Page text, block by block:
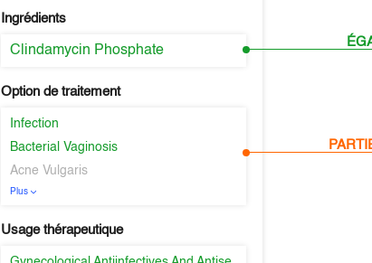
Ingrédients
Clindamycin Phosphate
Option de traitement
Infection
Bacterial Vaginosis
Acne Vulgaris
Plus
Usage thérapeutique